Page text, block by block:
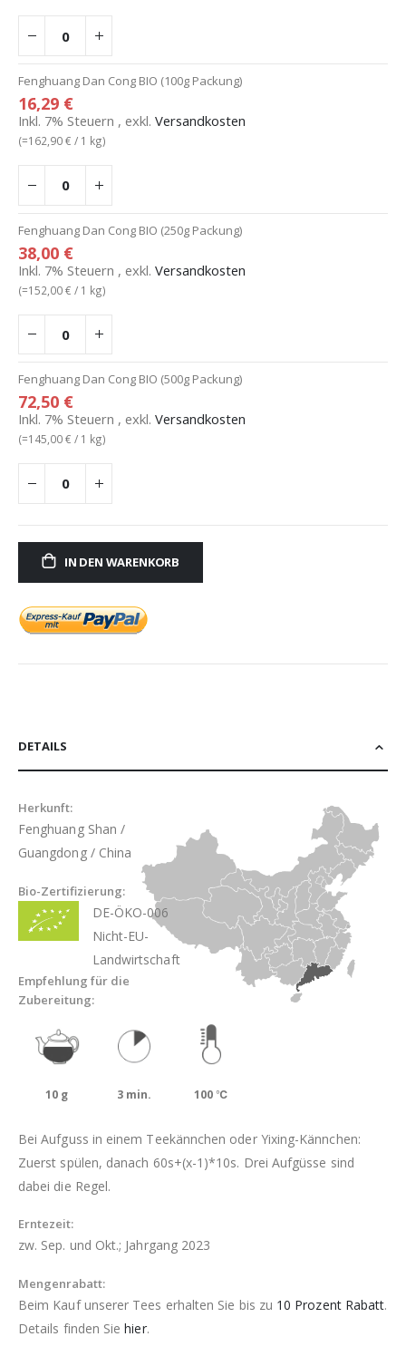
Fenghuang Dan Cong BIO (100g Packung)
16,29 €
Inkl. 7% Steuern , exkl. Versandkosten
(=162,90 € / 1 kg)
Fenghuang Dan Cong BIO (250g Packung)
38,00 €
Inkl. 7% Steuern , exkl. Versandkosten
(=152,00 € / 1 kg)
Fenghuang Dan Cong BIO (500g Packung)
72,50 €
Inkl. 7% Steuern , exkl. Versandkosten
(=145,00 € / 1 kg)
IN DEN WARENKORB
DETAILS
Herkunft:
Fenghuang Shan /
Guangdong / China
Bio-Zertifizierung:
DE-ÖKO-006
Nicht-EU-
Landwirtschaft
Empfehlung für die
Zubereitung:
10 g 3 min. 100 ℃
Bei Aufguss in einem Teekännchen oder Yixing-Kännchen:
Zuerst spülen, danach 60s+(x-1)*10s. Drei Aufgüsse sind
dabei die Regel.
Erntezeit:
zw. Sep. und Okt.; Jahrgang 2023
Mengenrabatt:
Beim Kauf unserer Tees erhalten Sie bis zu 10 Prozent Rabatt.
Details finden Siehier.